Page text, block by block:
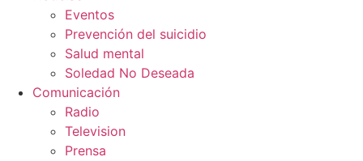
Eventos
Prevención del suicidio
Salud mental
Soledad No Deseada
Comunicación
Radio
Television
Prensa